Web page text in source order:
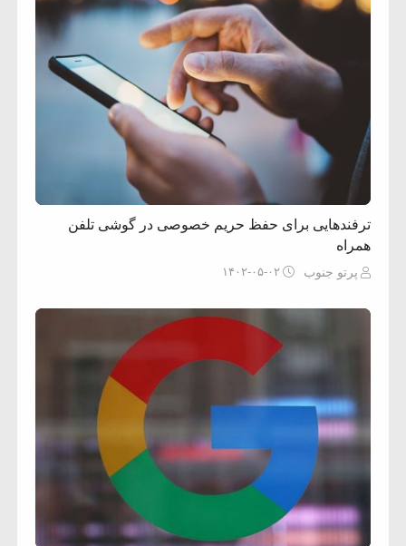
ترفندهایی برای حفظ حریم خصوصی در گوشی تلفن
همراه
پرتو جنوب ۱۴۰۲-۰۵-۰۲